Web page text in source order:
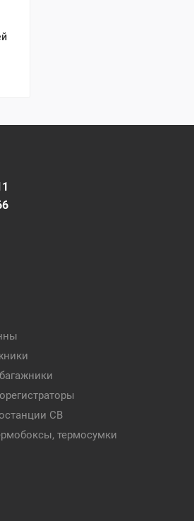
CB
термосумки